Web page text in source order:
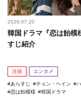
2026.07.20
韓国ドラマ『恋は飴模
すじ紹介
注目 エンタメ
あらすじ チョン・ヘイン
恋は飴模様
韓国ドラマ